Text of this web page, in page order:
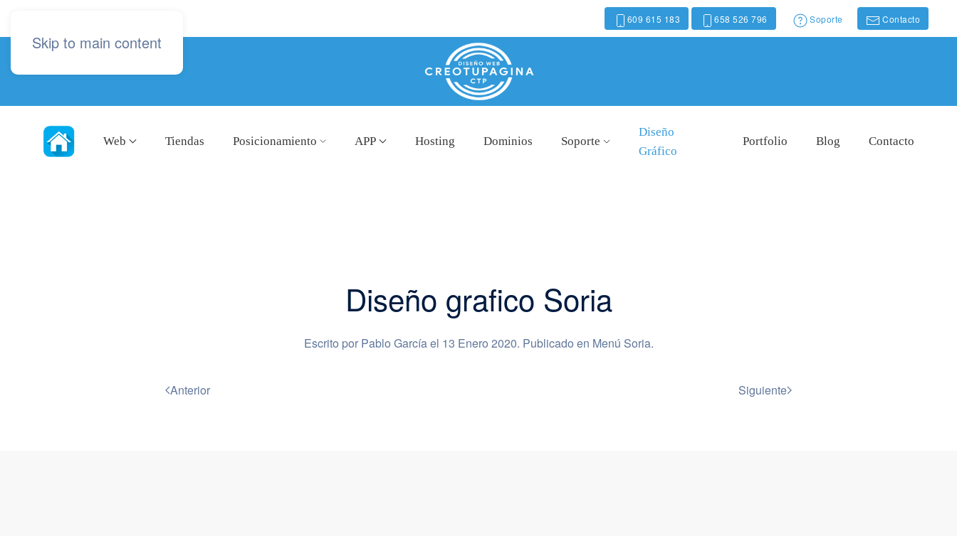
Skip to main content
609 615 183 658 526 796 Soporte Contacto
Web Tiendas Posicionamiento APP Hosting Dominios Soporte
Diseño
Gráfico
Portfolio Blog Contacto
Diseño grafico Soria
Escrito por Pablo García el 13 Enero 2020. Publicado en Menú Soria.
Anterior Siguiente